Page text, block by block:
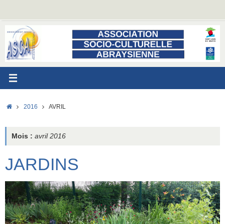
contenu
ACCUEIL
2016 AVRIL
Mois : avril 2016
JARDINS